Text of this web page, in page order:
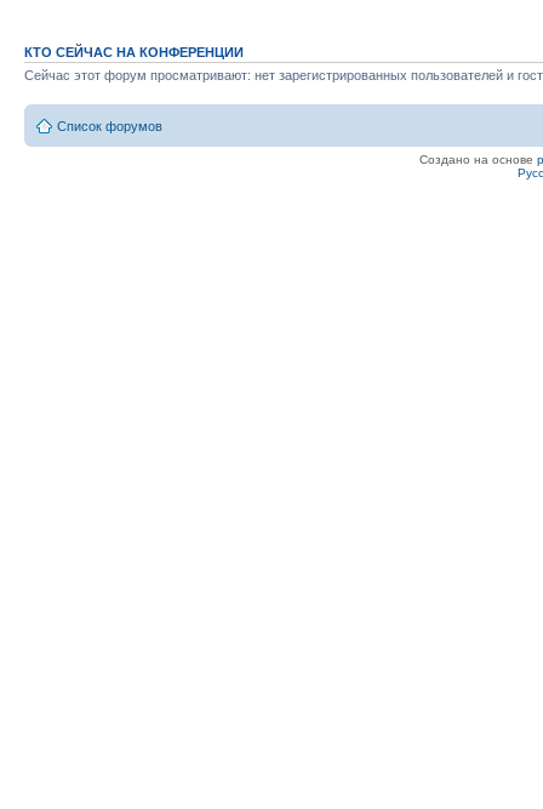
КТО СЕЙЧАС НА КОНФЕРЕНЦИИ
Сейчас этот форум просматривают: нет зарегистрированных пользователей и
Список форумов
Создано на основе